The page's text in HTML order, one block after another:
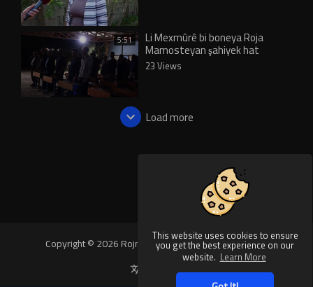
This website uses cookies to ensure
you get the best experience on our
website. Learn More
5:51 Li Mexmûrê bi boneya Roja
Mamosteyan şahiyek hat
lidarxistin
23 Views
Load more
Copyright © 2026 Rojnews Video. All rights reserved.
Language